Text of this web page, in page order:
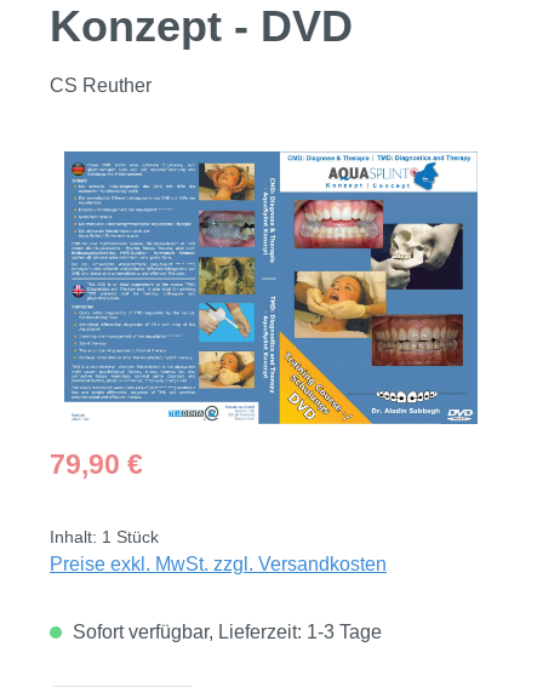
Konzept - DVD
CS Reuther
Bildergalerie überspringen
Regulärer Preis:
79,90 €
Inhalt: 1 Stück
Preise exkl. MwSt. zzgl. Versandkosten
Sofort verfügbar, Lieferzeit: 1-3 Tage